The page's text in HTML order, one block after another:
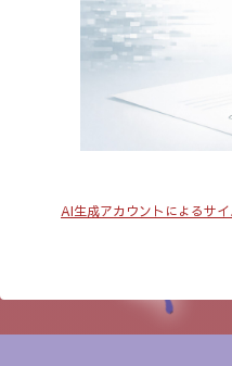
AI生成アカウントによるサ